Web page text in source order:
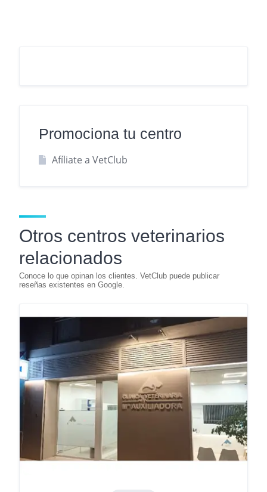
Promociona tu centro
Afíliate a VetClub
Otros centros veterinarios
relacionados